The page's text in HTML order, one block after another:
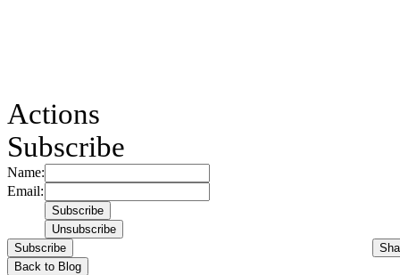
Actions
Subscribe
Name:
Email:
Subscribe
Back to Blog